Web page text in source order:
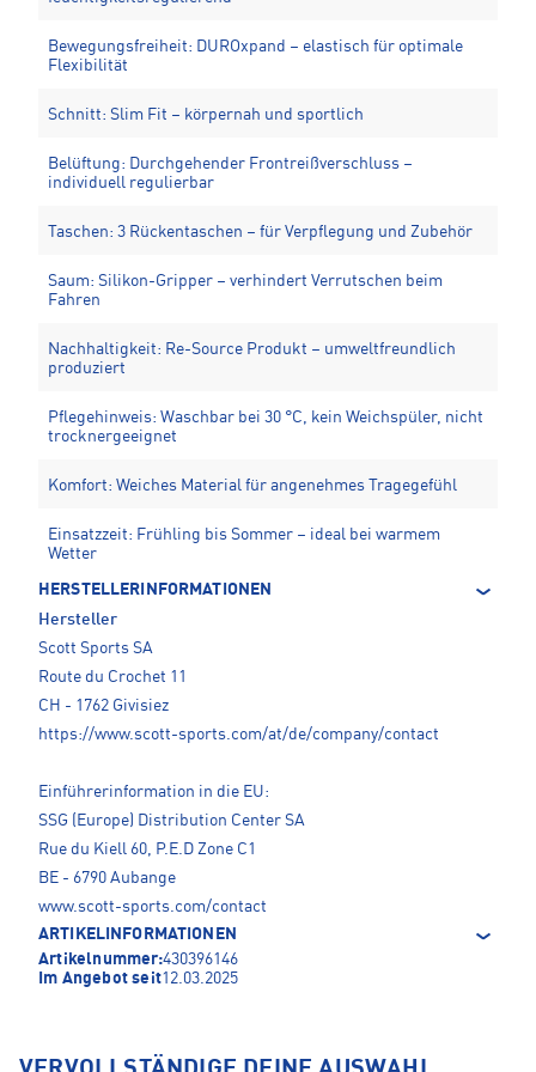
Bewegungsfreiheit: DUROxpand – elastisch für optimale
Flexibilität
Schnitt: Slim Fit – körpernah und sportlich
Belüftung: Durchgehender Frontreißverschluss –
individuell regulierbar
Taschen: 3 Rückentaschen – für Verpflegung und Zubehör
Saum: Silikon-Gripper – verhindert Verrutschen beim
Fahren
Nachhaltigkeit: Re-Source Produkt – umweltfreundlich
produziert
Pflegehinweis: Waschbar bei 30 °C, kein Weichspüler, nicht
trocknergeeignet
Komfort: Weiches Material für angenehmes Tragegefühl
Einsatzzeit: Frühling bis Sommer – ideal bei warmem
Wetter
HERSTELLERINFORMATIONEN
Hersteller
Scott Sports SA
Route du Crochet 11
CH - 1762 Givisiez
https://www.scott-sports.com/at/de/company/contact
Einführerinformation in die EU:
SSG (Europe) Distribution Center SA
Rue du Kiell 60, P.E.D Zone C1
BE - 6790 Aubange
www.scott-sports.com/contact
ARTIKELINFORMATIONEN
Artikelnummer:430396146
Im Angebot seit12.03.2025